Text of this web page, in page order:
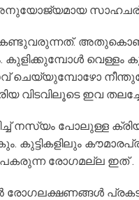
കുളിക്കുമ്പോൾ
ചെയ്യുമ്പോഴോ
വിടവിലൂടെ ഇവ
നസ്യം പോലുള്ള
കുട്ടികളിലും
പകരുന്ന രോഗമല്ല ഇത് .
രോഗലക്ഷണങ്ങൾ